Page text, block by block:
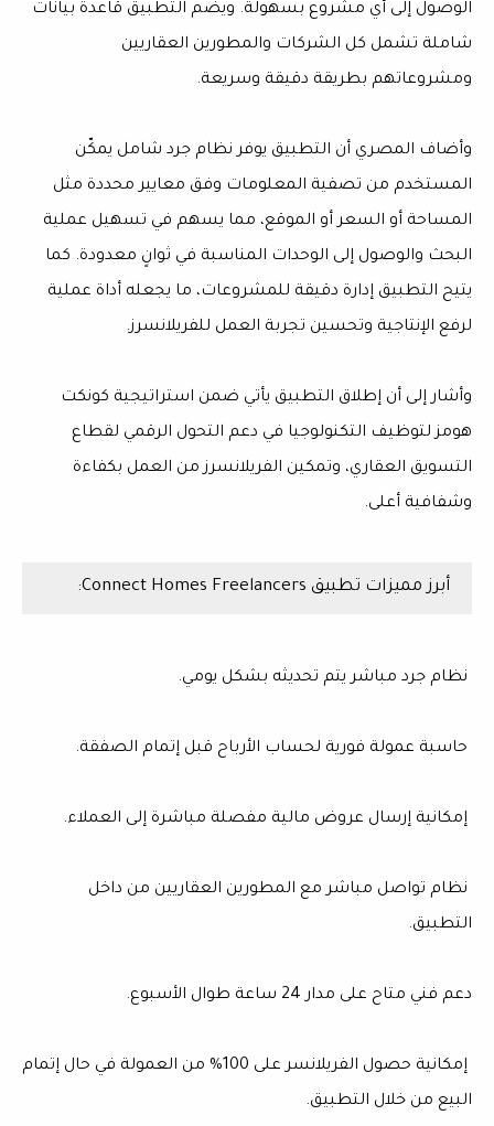
الوصول إلى أي مشروع بسهولة. ويضم التطبيق قاعدة بيانات
شاملة تشمل كل الشركات والمطورين العقاريين
ومشروعاتهم بطريقة دقيقة وسريعة.
وأضاف المصري أن التطبيق يوفر نظام جرد شامل يمكّن
المستخدم من تصفية المعلومات وفق معايير محددة مثل
المساحة أو السعر أو الموقع، مما يسهم في تسهيل عملية
البحث والوصول إلى الوحدات المناسبة في ثوانٍ معدودة. كما
يتيح التطبيق إدارة دقيقة للمشروعات، ما يجعله أداة عملية
لرفع الإنتاجية وتحسين تجربة العمل للفريلانسرز.
وأشار إلى أن إطلاق التطبيق يأتي ضمن استراتيجية كونكت
هومز لتوظيف التكنولوجيا في دعم التحول الرقمي لقطاع
التسويق العقاري، وتمكين الفريلانسرز من العمل بكفاءة
وشفافية أعلى.
أبرز مميزات تطبيق Connect Homes Freelancers:
نظام جرد مباشر يتم تحديثه بشكل يومي.
حاسبة عمولة فورية لحساب الأرباح قبل إتمام الصفقة.
إمكانية إرسال عروض مالية مفصلة مباشرة إلى العملاء.
نظام تواصل مباشر مع المطورين العقاريين من داخل
التطبيق.
دعم فني متاح على مدار 24 ساعة طوال الأسبوع.
إمكانية حصول الفريلانسر على 100% من العمولة في حال إتمام
البيع من خلال التطبيق.